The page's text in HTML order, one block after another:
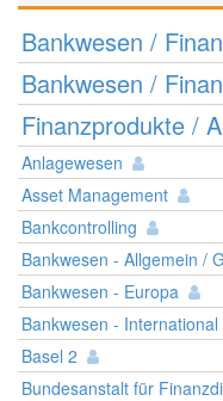
Bankwesen /
Bankwesen /
Finanzprodukte /
Anlagewesen
Asset Management
Bankcontrolling
Bankwesen - Allgemein /
Bankwesen - Europa
Bankwesen - International
Basel 2
Bundesanstalt für